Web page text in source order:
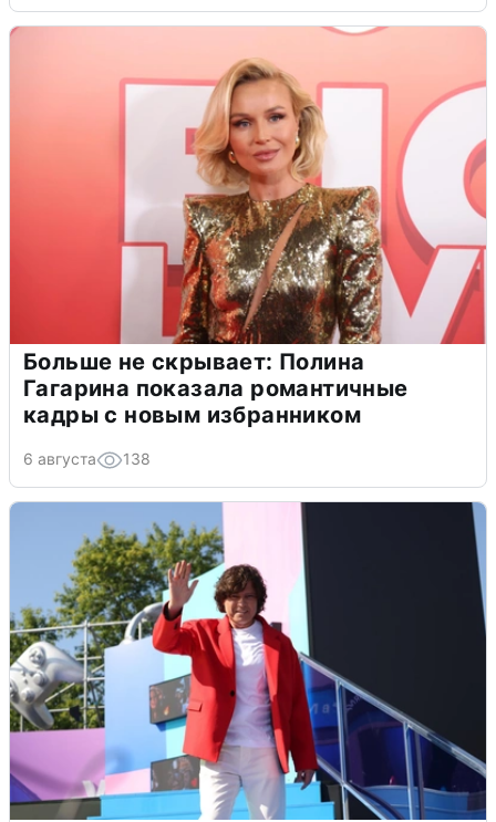
Больше не скрывает: Полина
Гагарина показала романтичные
кадры с новым избранником
6 августа 138